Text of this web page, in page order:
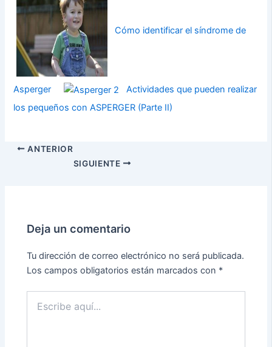
Cómo identificar el síndrome de
Asperger
Actividades que pueden realizar
los pequeños con ASPERGER (Parte II)
ANTERIOR
SIGUIENTE
Deja un comentario
Tu dirección de correo electrónico no será publicada.
Los campos obligatorios están marcados con *
aquí...